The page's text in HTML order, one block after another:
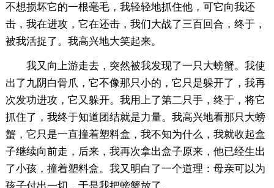
不想损坏它的一根毫毛，我轻轻地抓住他，可它向我还
击，我在进攻，它在还击，我们大战了三百回合，终于，
被我活捉了。我高兴地大笑起来。
我又向上游走去，突然被我发现了一只大螃蟹。我使
出了九阴白骨爪，它不像那只小的，它只是躲开了，我再
次发功进攻，它又躲开。我用上了第二只手，终于，将它
抓住了，我终于知道团结就是力量。我高兴地看那只大螃
蟹，它只是一直撞着塑料盒，我不知为什么，我就收起盒
子继续向前走，后来，我再次拿出盒子原来，他已经生出
了小孩，撞着塑料盒。我又明白了一个道理：母亲可以为